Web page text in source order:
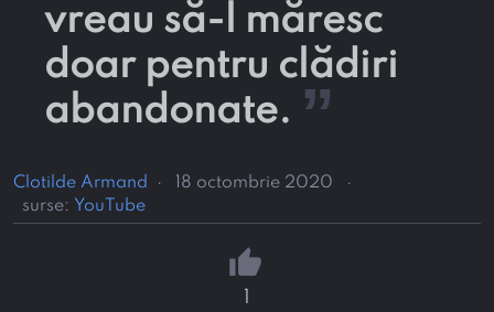
vreau să-l măresc
doar pentru clădiri
abandonate. ”
Clotilde Armand · 18 octombrie 2020
·
surse: YouTube
thumb_up